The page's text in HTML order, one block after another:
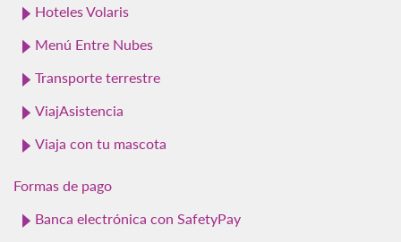
Hoteles Volaris
Menú Entre Nubes
Transporte terrestre
ViajAsistencia
Viaja con tu mascota
Formas de pago
Banca electrónica con SafetyPay